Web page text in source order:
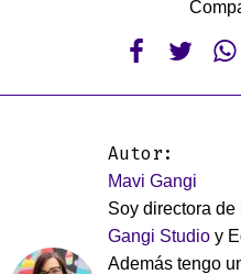
  
Autor:
Mavi Gangi
Soy directora
Gangi Studio y
Además tengo